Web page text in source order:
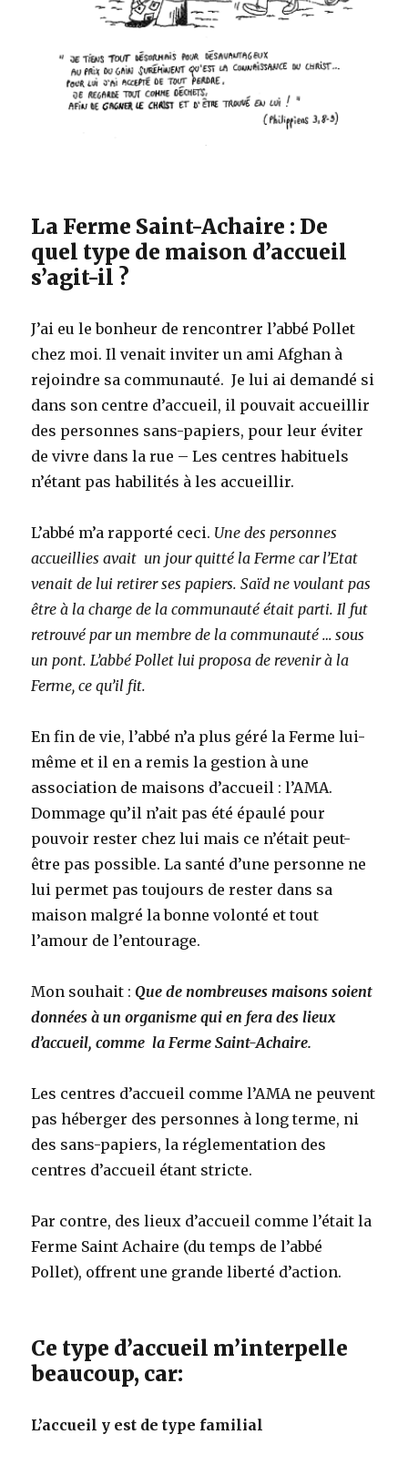
La Ferme Saint-Achaire : De
quel type de maison d’accueil
s’agit-il ?
J’ai eu le bonheur de rencontrer l’abbé Pollet
chez moi. Il venait inviter un ami Afghan à
rejoindre sa communauté. Je lui ai demandé si
dans son centre d’accueil, il pouvait accueillir
des personnes sans-papiers, pour leur éviter
de vivre dans la rue – Les centres habituels
n’étant pas habilités à les accueillir.
L’abbé m’a rapporté ceci. Une des personnes
accueillies avait un jour quitté la Ferme car l’Etat
venait de lui retirer ses papiers. Saïd ne voulant pas
être à la charge de la communauté était parti. Il fut
retrouvé par un membre de la communauté … sous
un pont. L’abbé Pollet lui proposa de revenir à la
Ferme, ce qu’il fit.
En fin de vie, l’abbé n’a plus géré la Ferme lui-
même et il en a remis la gestion à une
association de maisons d’accueil : l’AMA.
Dommage qu’il n’ait pas été épaulé pour
pouvoir rester chez lui mais ce n’était peut-
être pas possible. La santé d’une personne ne
lui permet pas toujours de rester dans sa
maison malgré la bonne volonté et tout
l’amour de l’entourage.
Mon souhait : Que de nombreuses maisons soient
données à un organisme qui en fera des lieux
d’accueil, comme la Ferme Saint-Achaire.
Les centres d’accueil comme l’AMA ne peuvent
pas héberger des personnes à long terme, ni
des sans-papiers, la réglementation des
centres d’accueil étant stricte.
Par contre, des lieux d’accueil comme l’était la
Ferme Saint Achaire (du temps de l’abbé
Pollet), offrent une grande liberté d’action.
Ce type d’accueil m’interpelle
beaucoup, car:
L’accueil y est de type familial